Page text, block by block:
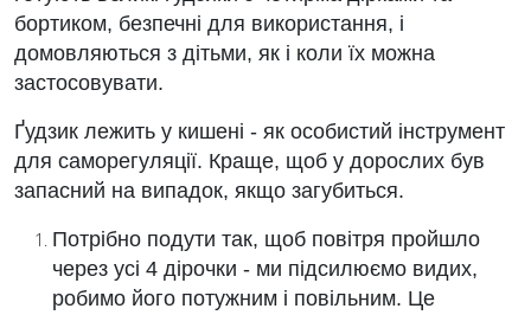
бортиком, безпечні для використання, і
домовляються з дітьми, як і коли їх можна
застосовувати.
Ґудзик лежить у кишені - як особистий інструмент
для саморегуляції. Краще, щоб у дорослих був
запасний на випадок, якщо загубиться.
Потрібно подути так, щоб повітря пройшло
через усі 4 дірочки - ми підсилюємо видих,
робимо його потужним і повільним. Це